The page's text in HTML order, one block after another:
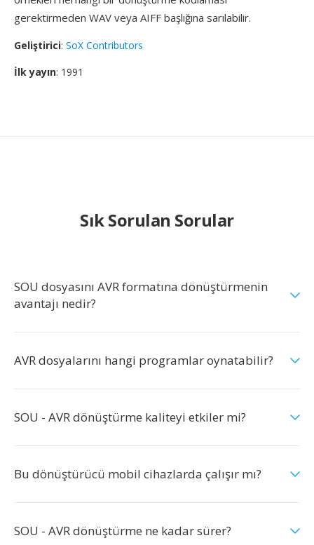
gerektirmeden WAV veya AIFF başlığına sarılabilir.
Geliştirici: SoX Contributors
İlk yayın: 1991
Sık Sorulan Sorular
SOU dosyasını AVR formatına dönüştürmenin
avantajı nedir?
AVR dosyalarını hangi programlar oynatabilir?
SOU - AVR dönüştürme kaliteyi etkiler mi?
Bu dönüştürücü mobil cihazlarda çalışır mı?
SOU - AVR dönüştürme ne kadar sürer?